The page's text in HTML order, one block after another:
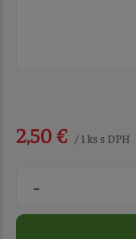
2,50 € / 1 ks s DPH
-